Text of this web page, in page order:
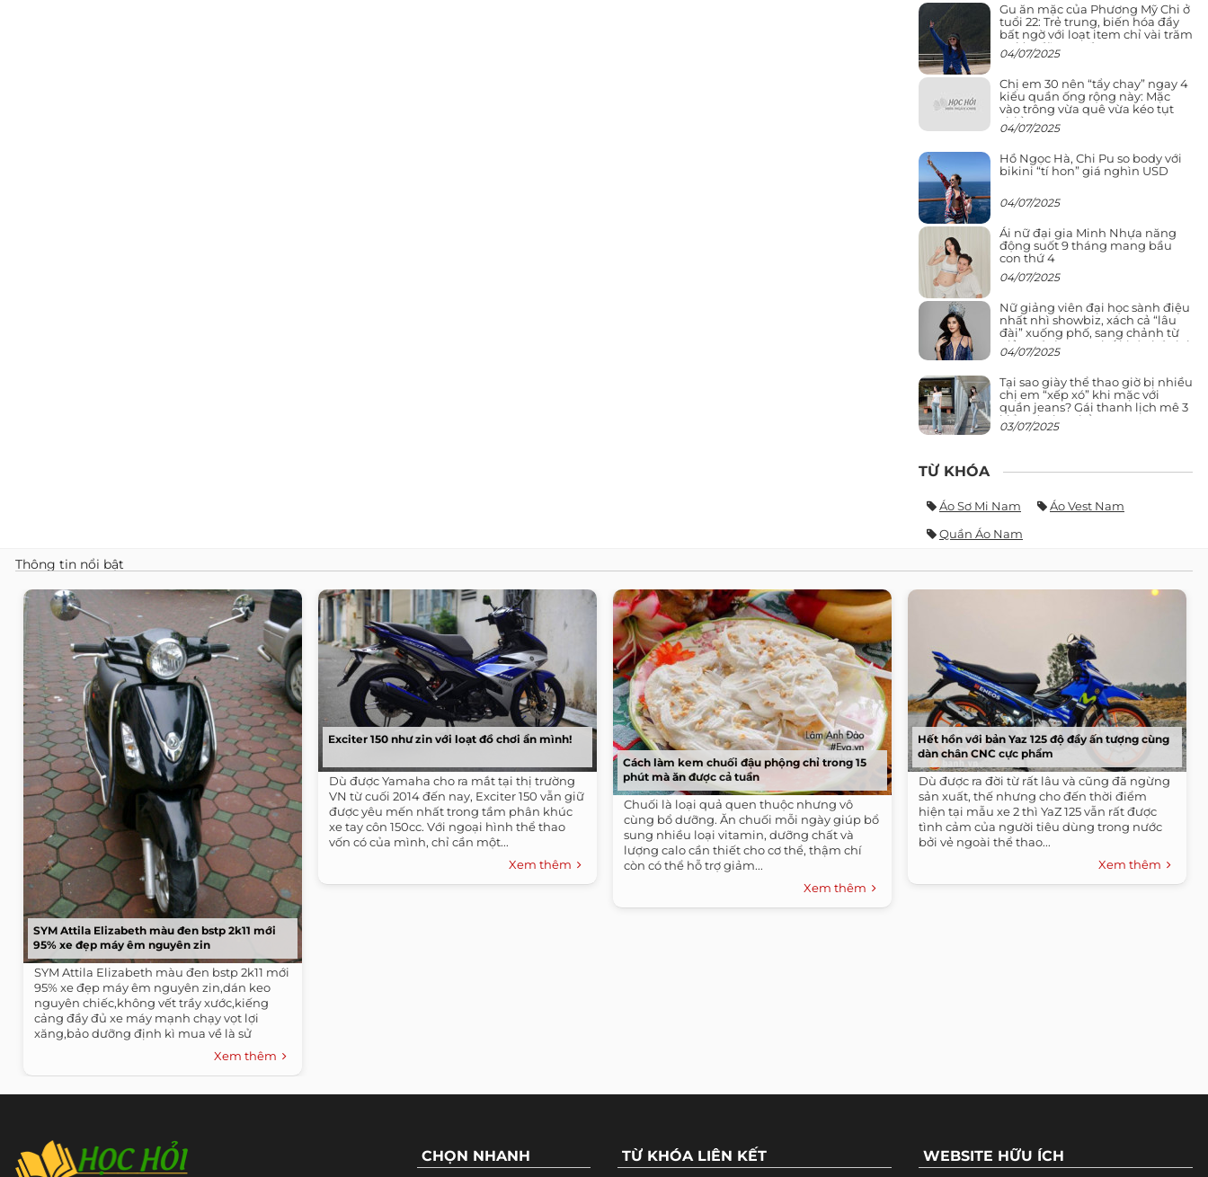
Gu ăn mặc của Phương Mỹ Chi ở
tuổi 22: Trẻ trung, biến hóa đầy
bất ngờ với loạt item chỉ vài trăm
nghìn đã mua được
04/07/2025
Chị em 30 nên “tẩy chay” ngay 4
kiểu quần ống rộng này: Mặc
vào trông vừa quê vừa kéo tụt
chiều cao
04/07/2025
Hồ Ngọc Hà, Chi Pu so body với
bikini “tí hon” giá nghìn USD
04/07/2025
Ái nữ đại gia Minh Nhựa năng
động suốt 9 tháng mang bầu
con thứ 4
04/07/2025
Nữ giảng viên đại học sành điệu
nhất nhì showbiz, xách cả “lâu
đài” xuống phố, sang chảnh từ
giảng đường ra phố khó ai đọ lại
04/07/2025
Tại sao giày thể thao giờ bị nhiều
chị em “xếp xó” khi mặc với
quần jeans? Gái thanh lịch mê 3
kiểu này hơn hẳn
03/07/2025
TỪ KHÓA
Áo Sơ Mi Nam
Áo Vest Nam
Quần Áo Nam
Thông tin nổi bật
SYM Attila Elizabeth màu đen bstp 2k11 mới
95% xe đẹp máy êm nguyên zin
SYM Attila Elizabeth màu đen bstp 2k11 mới
95% xe đẹp máy êm nguyên zin,dán keo
nguyên chiếc,không vết trầy xước,kiếng
cảng đầy đủ xe máy mạnh chạy vọt lợi
xăng,bảo dưỡng định kì mua về là sử
Xem thêm
Exciter 150 như zin với loạt đồ chơi ẩn mình!
Dù được Yamaha cho ra mắt tại thị trường
VN từ cuối 2014 đến nay, Exciter 150 vẫn giữ
được yêu mến nhất trong tầm phân khúc
xe tay côn 150cc. Với ngoại hình thể thao
vốn có của mình, chỉ cần một...
Xem thêm
Cách làm kem chuối đậu phộng chỉ trong 15
phút mà ăn được cả tuần
Chuối là loại quả quen thuộc nhưng vô
cùng bổ dưỡng. Ăn chuối mỗi ngày giúp bổ
sung nhiều loại vitamin, dưỡng chất và
lượng calo cần thiết cho cơ thể, thậm chí
còn có thể hỗ trợ giảm...
Xem thêm
Hết hồn với bản Yaz 125 độ đầy ấn tượng cùng
dàn chân CNC cực phẩm
Dù được ra đời từ rất lâu và cũng đã ngừng
sản xuất, thế nhưng cho đến thời điểm
hiện tại mẫu xe 2 thì YaZ 125 vẫn rất được
tình cảm của người tiêu dùng trong nước
bởi vẻ ngoài thể thao...
Xem thêm
CHỌN NHANH TỪ KHÓA LIÊN KẾT WEBSITE HỮU ÍCH